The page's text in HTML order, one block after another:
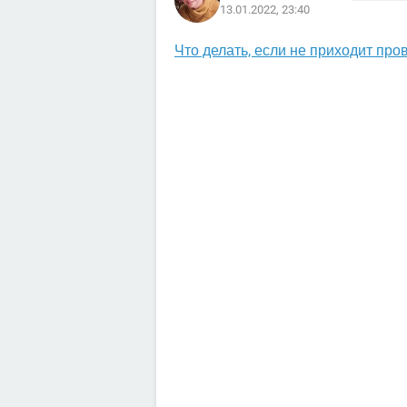
13.01.2022, 23:40
Что делать, если не приходит